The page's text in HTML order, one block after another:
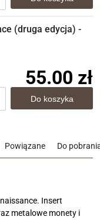
(druga edycja) -
55.00 zł
Powiązane Do
Insert
metalowe monety i